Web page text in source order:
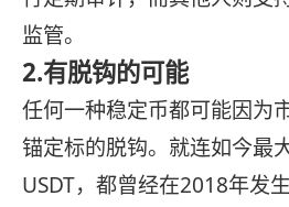
监管。
2.有脱钩的可能
任何一种稳定币都可能因为
锚定标的脱钩。就连如今最
USDT，都曾经在2018年发